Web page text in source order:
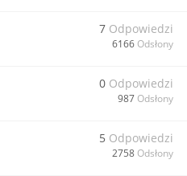
7 Odpowiedzi
6166 Odsłony
0 Odpowiedzi
987 Odsłony
5 Odpowiedzi
2758 Odsłony